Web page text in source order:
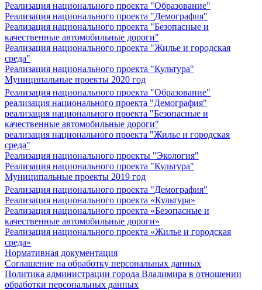
Реализация национального проекта "Образование"
Реализация национального проекта "Демография"
Реализация национального проекта "Безопасные и
качественные автомобильные дороги"
Реализация национального проекта "Жилье и городская
среда"
Реализация национального проекта "Культура"
Муниципальные проекты 2020 год
Реализация национального проекта "Образование"
реализация национального проекта "Демография"
реализация национального проекта "Безопасные и
качественные автомобильные дороги"
реализация национального проекта "Жилье и городская
среда"
Реализация национального проекты "Экология"
Реализация национального проекта "Культура"
Муниципальные проекты 2019 год
Реализация национального проекта "Демография"
Реализация национального проекта «Культура»
Реализация национального проекта «Безопасные и
качественные автомобильные дороги»
Реализация национального проекта «Жилье и городская
среда»
Нормативная документация
Соглашение на обработку персональных данных
Политика администрации города Владимира в отношении
обработки персональных данных